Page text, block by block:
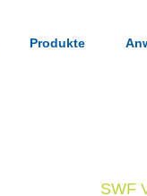
Produkte
SWF